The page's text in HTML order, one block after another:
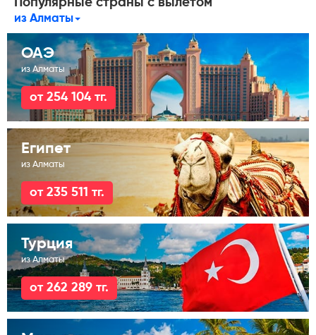
из Алматы
ОАЭ
из Алматы
от 254 104 тг.
Египет
из Алматы
от 235 511 тг.
Турция
из Алматы
от 262 289 тг.